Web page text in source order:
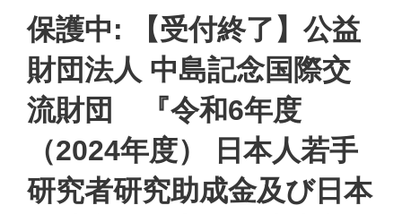
保護中: 【受付終了】公益
財団法人 中島記念国際交
流財団 『令和6年度
（2024年度） 日本人若手
研究者研究助成金及び日本